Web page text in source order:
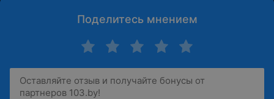
Поделитесь мнением